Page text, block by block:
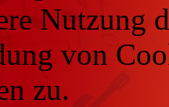
Nutzung
von
zu.